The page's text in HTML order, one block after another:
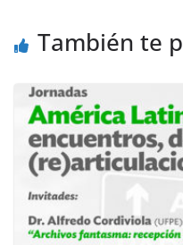
También te